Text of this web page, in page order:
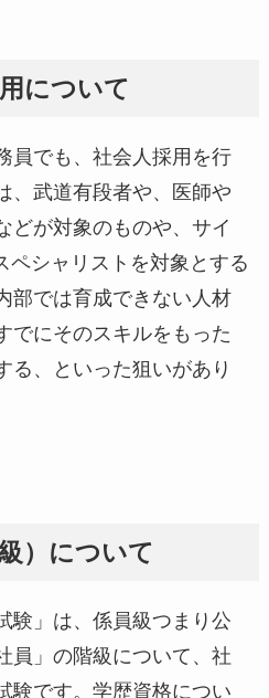
について
員でも、社会人採用を行
、武道有段者や、医師や
どが対象のものや、サイ
ペシャリストを対象とする
部では育成できない人材
でにそのスキルをもった
る、といった狙いがあり
）について
験」は、係員級つまり公
員」の階級について、社
験です。学歴資格につい